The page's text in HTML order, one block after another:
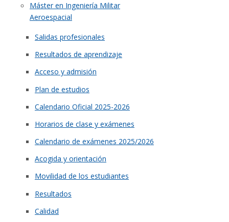
Máster en Ingeniería Militar
Aeroespacial
Salidas profesionales
Resultados de aprendizaje
Acceso y admisión
Plan de estudios
Calendario Oficial 2025-2026
Horarios de clase y exámenes
Calendario de exámenes 2025/2026
Acogida y orientación
Movilidad de los estudiantes
Resultados
Calidad